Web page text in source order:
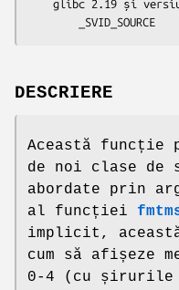
        _SVID_SOURCE
DESCRIERE
Această funcție
de noi clase
abordate prin
al funcției
implicit,
cum să afișeze
0-4 (cu șirurile